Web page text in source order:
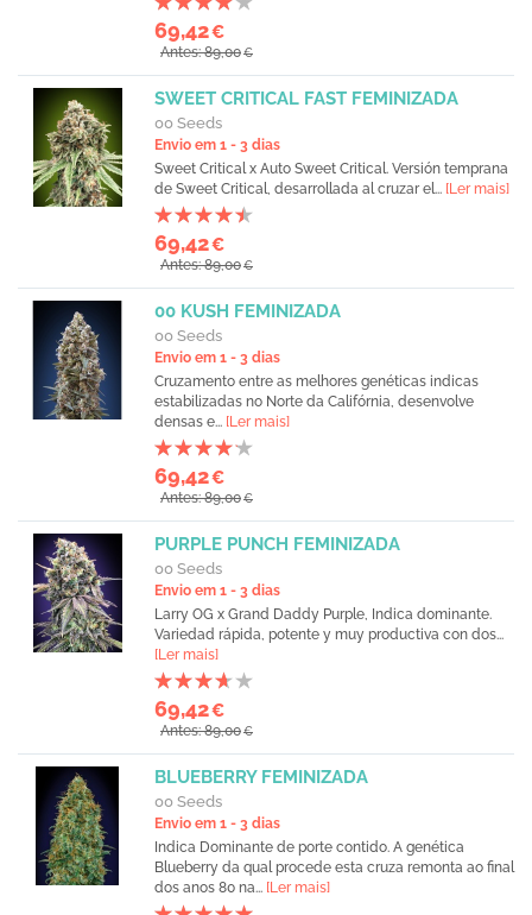
69,42€
Antes: 89,00€
SWEET CRITICAL FAST FEMINIZADA
00 Seeds
Envio em 1 - 3 dias
Sweet Critical x Auto Sweet Critical. Versión temprana
de Sweet Critical, desarrollada al cruzar el... [Ler mais]
69,42€
Antes: 89,00€
00 KUSH FEMINIZADA
00 Seeds
Envio em 1 - 3 dias
Cruzamento entre as melhores genéticas indicas
estabilizadas no Norte da Califórnia, desenvolve
densas e... [Ler mais]
69,42€
Antes: 89,00€
PURPLE PUNCH FEMINIZADA
00 Seeds
Envio em 1 - 3 dias
Larry OG x Grand Daddy Purple, Indica dominante.
Variedad rápida, potente y muy productiva con dos...
[Ler mais]
69,42€
Antes: 89,00€
BLUEBERRY FEMINIZADA
00 Seeds
Envio em 1 - 3 dias
Indica Dominante de porte contido. A genética
Blueberry da qual procede esta cruza remonta ao final
dos anos 80 na... [Ler mais]